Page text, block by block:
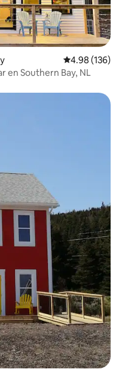
Calificación
4.98 (136)
en Southern Bay, NL